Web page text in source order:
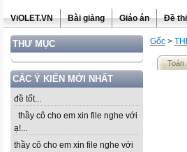
ViOLET.VN Bài giảng Giáo án Đề
THƯ MỤC
CÁC Ý KIẾN MỚI NHẤT
đề tốt...
thầy cô cho em xin file nghe với
ạ!...
thầy cô cho em xin file nghe với
Gốc >
Toán